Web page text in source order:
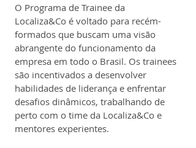
O Programa de Trainee da
Localiza&Co é voltado para recém-
formados que buscam uma visão
abrangente do funcionamento da
empresa em todo o Brasil. Os trainees
são incentivados a desenvolver
habilidades de liderança e enfrentar
desafios dinâmicos, trabalhando de
perto com o time da Localiza&Co e
mentores experientes.